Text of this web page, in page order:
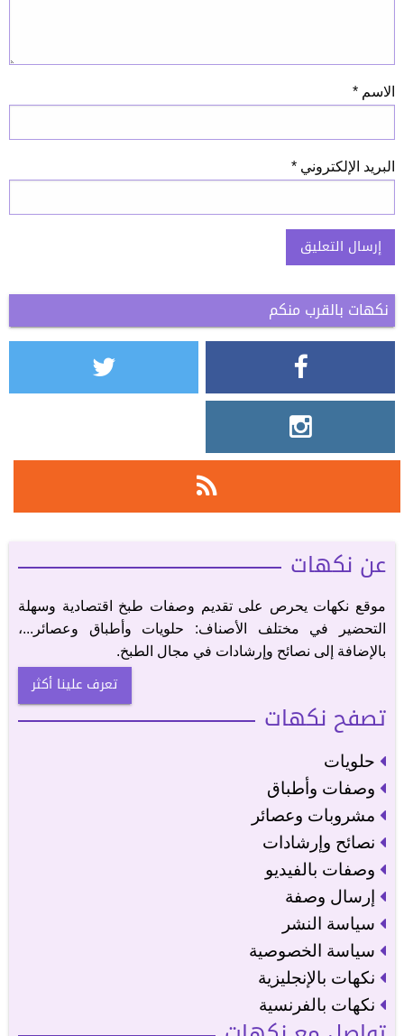
الاسم *
البريد الإلكتروني *
Alternative:
نكهات بالقرب منكم
عن نكهات
موقع نكهات يحرص على تقديم وصفات طبخ اقتصادية وسهلة
التحضير في مختلف الأصناف: حلويات وأطباق وعصائر...،
بالإضافة إلى نصائح وإرشادات في مجال الطبخ.
تعرف علينا أكثر
تصفح نكهات
حلويات
وصفات وأطباق
مشروبات وعصائر
نصائح وإرشادات
وصفات بالفيديو
إرسال وصفة
سياسة النشر
سياسة الخصوصية
نكهات بالإنجليزية
نكهات بالفرنسية